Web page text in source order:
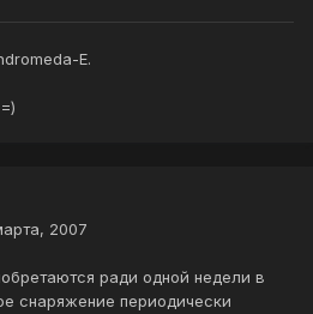
E.
2007
ради одной недели в
снаряжение периодически